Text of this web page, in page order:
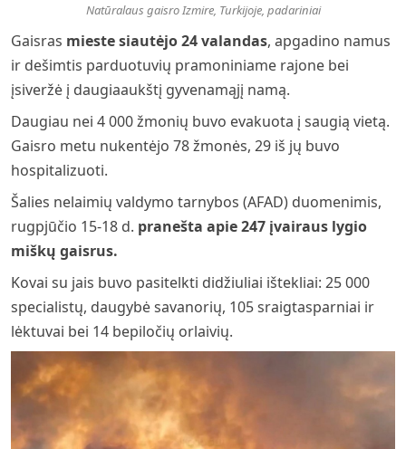
Natūralaus gaisro Izmire, Turkijoje, padariniai
Gaisras mieste siautėjo 24 valandas, apgadino namus
ir dešimtis parduotuvių pramoniniame rajone bei
įsiveržė į daugiaaukštį gyvenamąjį namą.
Daugiau nei 4 000 žmonių buvo evakuota į saugią vietą.
Gaisro metu nukentėjo 78 žmonės, 29 iš jų buvo
hospitalizuoti.
Šalies nelaimių valdymo tarnybos (AFAD) duomenimis,
rugpjūčio 15-18 d. pranešta apie 247 įvairaus lygio
miškų gaisrus.
Kovai su jais buvo pasitelkti didžiuliai ištekliai: 25 000
specialistų, daugybė savanorių, 105 sraigtasparniai ir
lėktuvai bei 14 bepiločių orlaivių.